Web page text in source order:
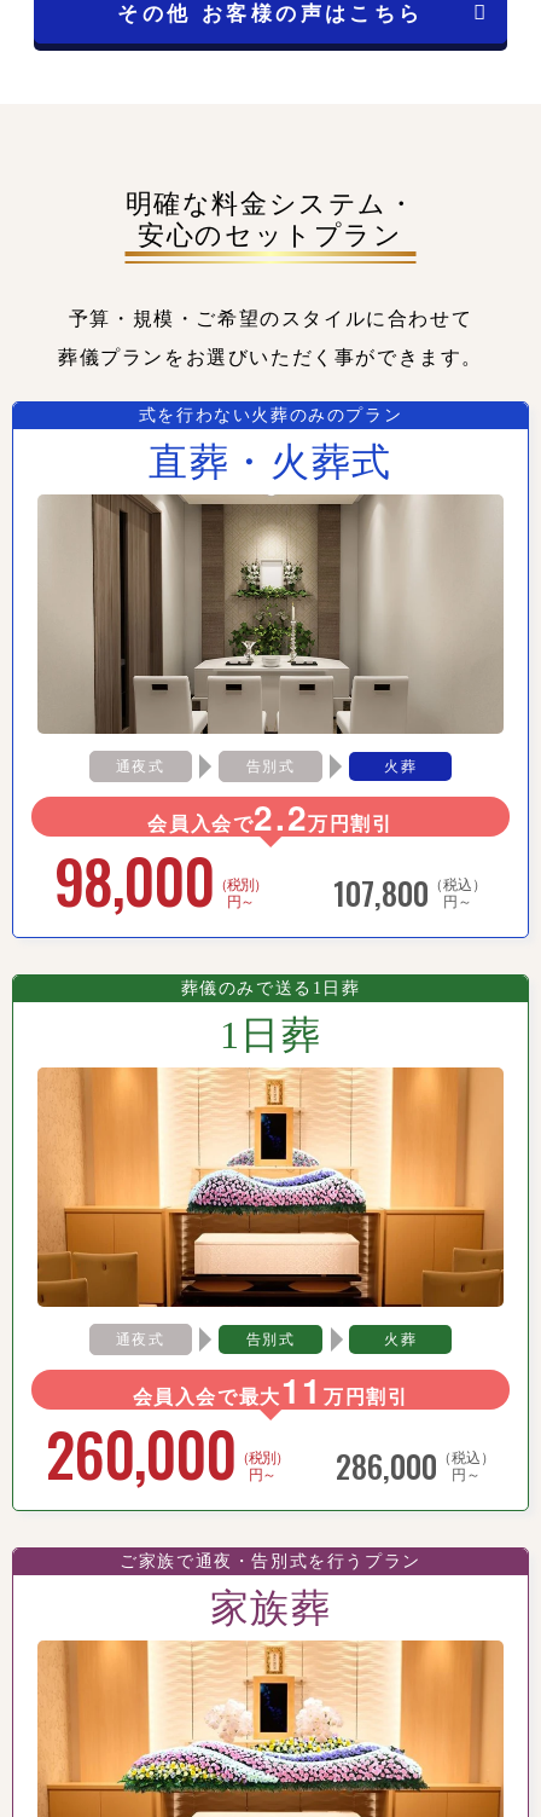
その他 お客様の声はこちら
明確な料金システム・
安心のセットプラン
予算・規模・ご希望のスタイルに合わせて
葬儀プランをお選びいただく事ができます。
式を行わない火葬のみのプラン
直葬・火葬式
通夜式 告別式 火葬
会員入会で2.2万円割引
98,000 （税別）
円～
107,800 （税込）
円～
葬儀のみで送る1日葬
1日葬
通夜式 告別式 火葬
会員入会で最大11 万円割引
260,000 （税別）
円～
286,000 （税込）
円～
ご家族で通夜・告別式を行うプラン
家族葬